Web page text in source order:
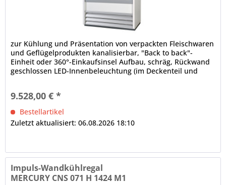
zur Kühlung und Präsentation von verpackten Fleischwaren
und Geflügelprodukten kanalisierbar, "Back to back"-
Einheit oder 360°-Einkaufsinsel Aufbau, schräg, Rückwand
geschlossen LED-Innenbeleuchtung (im Deckenteil und
Digitalanzeige, Temperaturregelung automatische...
9.528,00 € *
Bestellartikel
Zuletzt aktualisiert: 06.08.2026 18:10
Impuls-Wandkühlregal
MERCURY CNS 071 H 1424 M1